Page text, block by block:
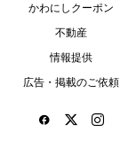
かわにしクーポン
不動産
情報提供
広告・掲載のご依頼